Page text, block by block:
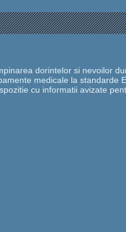
dorintelor si nevoilor
medicale la standarde
cu informatii avizate